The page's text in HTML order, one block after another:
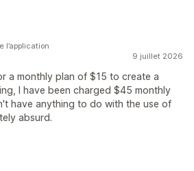
9 juillet 2026
a monthly plan of $15 to create a
I have been charged $45 monthly
have anything to do with the use of
absurd.
l’application